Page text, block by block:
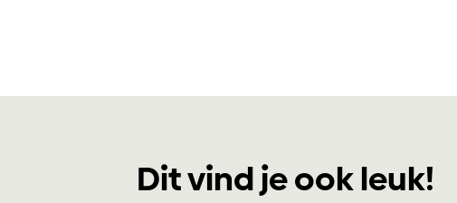
Dit vind je ook leuk!